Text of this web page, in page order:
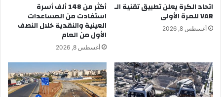
اتحاد الكرة يعلن تطبيق تقنية الـ
VAR للمرة الأولى
أغسطس 8, 2026
أكثر من 148 ألف أسرة
استفادت من المساعدات
العينية والنقدية خلال النصف
الأول من العام
أغسطس 8, 2026